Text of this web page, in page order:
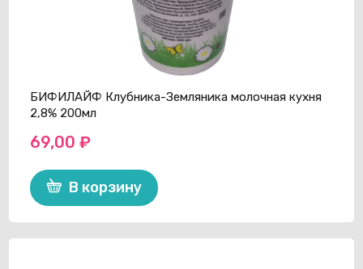
БИФИЛАЙФ Клубника-Земляника молочная кухня
2,8% 200мл
69,00₽
В корзину